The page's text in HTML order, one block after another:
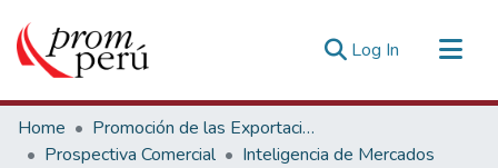
Log In (current)
Communities & Collections
All of DSpace
Home
Promoción de las Exportaciones
Prospectiva Comercial
Inteligencia de Mercados